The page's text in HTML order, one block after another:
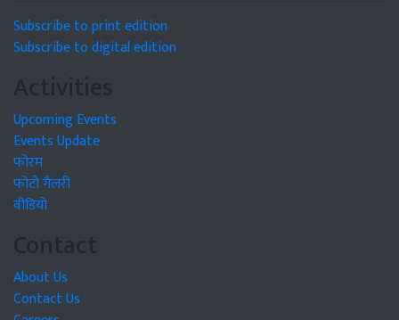
Subscribe to print edition
Subscribe to digital edition
Activities
Upcoming Events
Events Update
फोरम
फोटो गैलरी
वीडियो
Contact
About Us
Contact Us